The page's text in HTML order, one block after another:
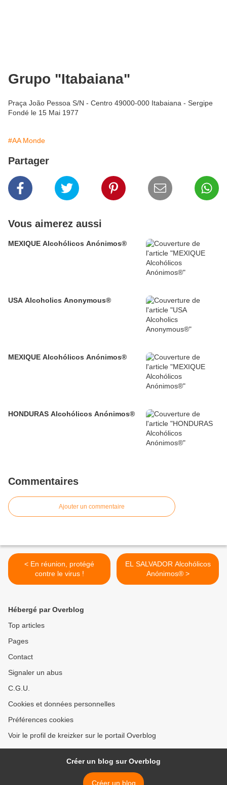
Grupo "Itabaiana"
Praça João Pessoa S/N - Centro 49000-000 Itabaiana - Sergipe
Fondé le 15 Mai 1977
#AA Monde
Partager
Vous aimerez aussi
MEXIQUE Alcohólicos Anónimos®
USA Alcoholics Anonymous®
MEXIQUE Alcohólicos Anónimos®
HONDURAS Alcohólicos Anónimos®
Commentaires
Ajouter un commentaire
< En réunion, protégé
contre le virus !
EL SALVADOR Alcohólicos
Anónimos® >
Hébergé par Overblog
Top articles
Pages
Contact
Signaler un abus
C.G.U.
Cookies et données personnelles
Préférences cookies
Voir le profil de kreizker sur le portail Overblog
Créer un blog sur Overblog
Créer un blog